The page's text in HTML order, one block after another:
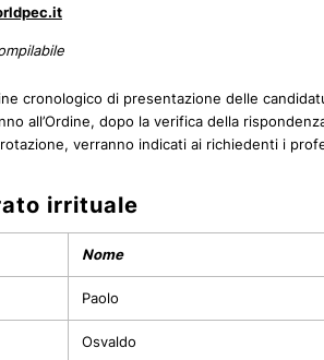
cronologico di presentazione delle
all’Ordine, dopo la verifica della
verranno indicati ai richiedenti i
irrituale
Nome
Paolo
Osvaldo